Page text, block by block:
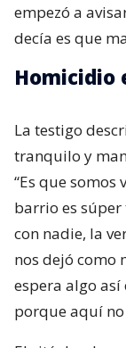
empezó a
decía es que
Homicidio
La testigo
tranquilo y
“Es que somos
barrio es
con nadie, la
nos dejó como
espera algo
porque aquí no